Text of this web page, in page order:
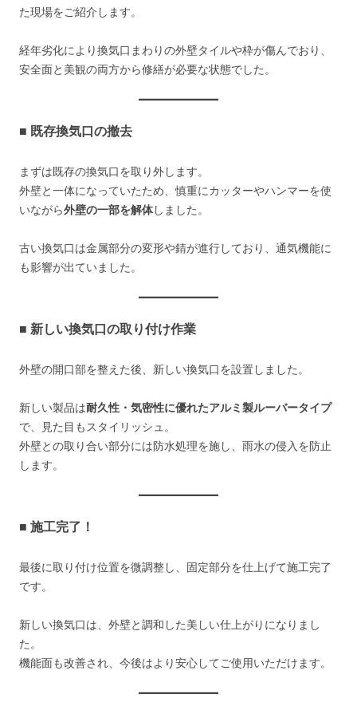
た現場をご紹介します。
経年劣化により換気口まわりの外壁タイルや枠が傷んでおり、
安全面と美観の両方から修繕が必要な状態でした。
■ 既存換気口の撤去
まずは既存の換気口を取り外します。
外壁と一体になっていたため、慎重にカッターやハンマーを使
いながら外壁の一部を解体しました。
古い換気口は金属部分の変形や錆が進行しており、通気機能に
も影響が出ていました。
■ 新しい換気口の取り付け作業
外壁の開口部を整えた後、新しい換気口を設置しました。
新しい製品は耐久性・気密性に優れたアルミ製ルーバータイプ
で、見た目もスタイリッシュ。
外壁との取り合い部分には防水処理を施し、雨水の侵入を防止
します。
■ 施工完了！
最後に取り付け位置を微調整し、固定部分を仕上げて施工完了
です。
新しい換気口は、外壁と調和した美しい仕上がりになりまし
た。
機能面も改善され、今後はより安心してご使用いただけます。